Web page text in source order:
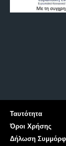
Ταυτότητα
Όροι Χρήσης
Δήλωση